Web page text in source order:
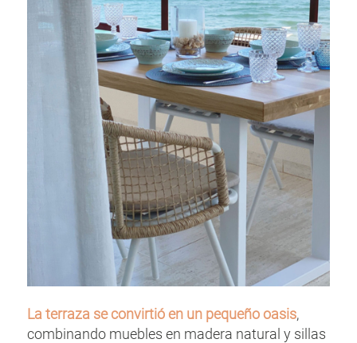
La terraza se convirtió en un pequeño oasis,
combinando muebles en madera natural y sillas